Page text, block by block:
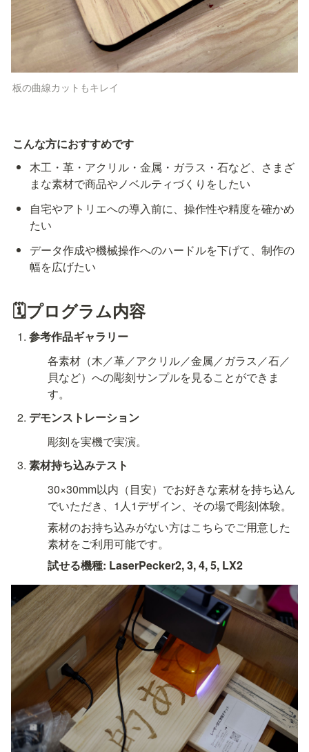
板の曲線カットもキレイ
こんな方におすすめです
木工・革・アクリル・金属・ガラス・石など、さまざ
まな素材で商品やノベルティづくりをしたい
自宅やアトリエへの導入前に、操作性や精度を確かめ
たい
データ作成や機械操作へのハードルを下げて、制作の
幅を広げたい
🗓プログラム内容
参考作品ギャラリー
各素材（木／革／アクリル／金属／ガラス／石／
貝など）への彫刻サンプルを見ることができま
す。
デモンストレーション
彫刻を実機で実演。
素材持ち込みテスト
30×30mm以内（目安）でお好きな素材を持ち込ん
でいただき、1人1デザイン、その場で彫刻体験。
素材のお持ち込みがない方はこちらでご用意した
素材をご利用可能です。
試せる機種: LaserPecker2, 3, 4, 5, LX2